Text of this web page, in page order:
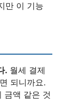
만 이 기능
. 월세 결제
되니까요.
금액 같은 것